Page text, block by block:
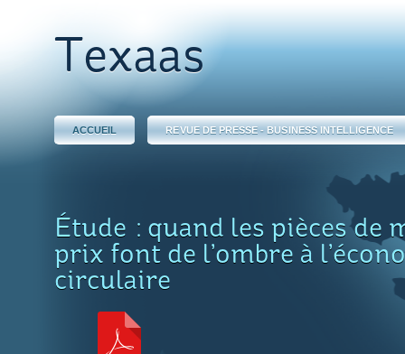
Texaas
ACCUEIL REVUE DE PRESSE - BUSINESS INTELLIGENCE
Étude : quand les pièces de
prix font de l’ombre à
circulaire